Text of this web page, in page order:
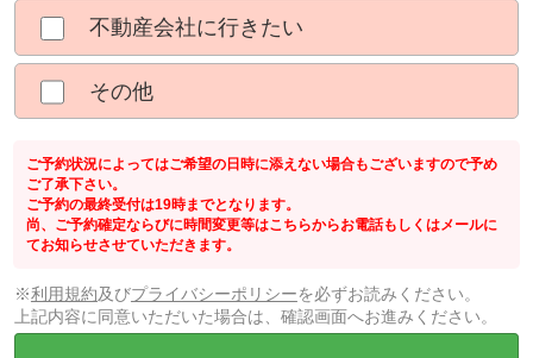
不動産会社に行きたい
その他
ご予約状況によってはご希望の日時に添えない場合もございますので予め
ご了承下さい。
ご予約の最終受付は19時までとなります。
尚、ご予約確定ならびに時間変更等はこちらからお電話もしくはメールに
てお知らせさせていただきます。
※利用規約及びプライバシーポリシーを必ずお読みください。
上記内容に同意いただいた場合は、確認画面へお進みください。